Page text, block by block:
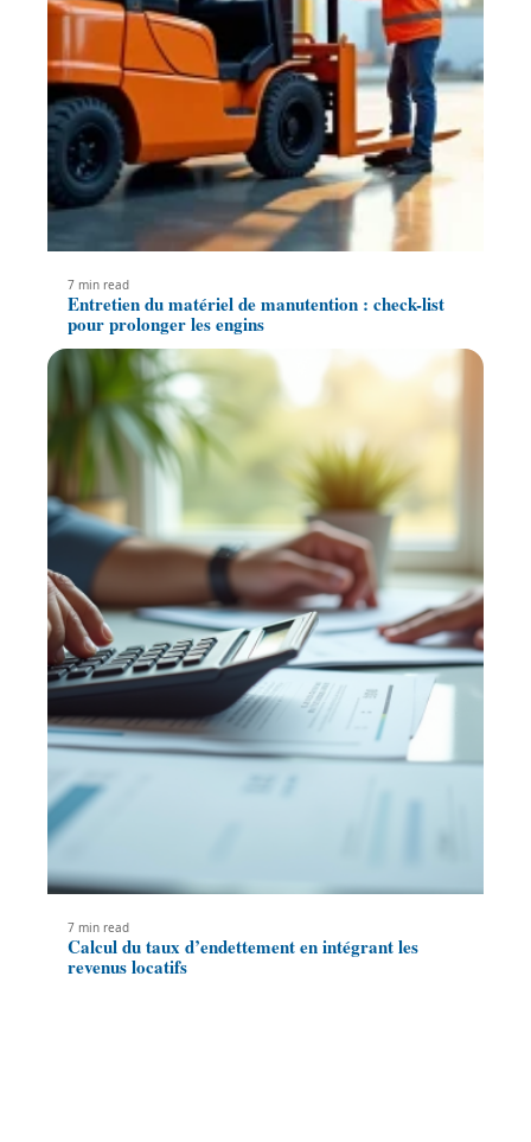
7 min read
Entretien du matériel de manutention : check-list
pour prolonger les engins
7 min read
Calcul du taux d’endettement en intégrant les
revenus locatifs